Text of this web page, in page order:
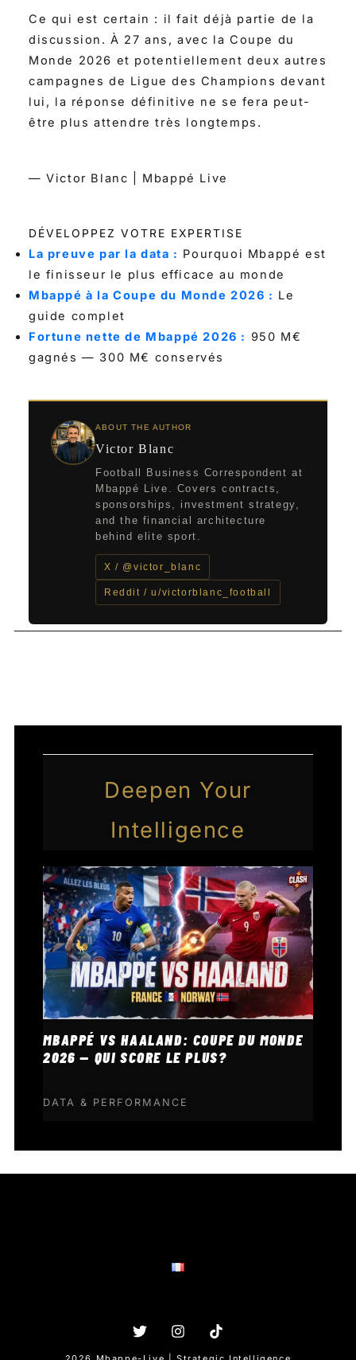
Ce qui est certain : il fait déjà partie de la
discussion. À 27 ans, avec la Coupe du
Monde 2026 et potentiellement deux autres
campagnes de Ligue des Champions devant
lui, la réponse définitive ne se fera peut-
être plus attendre très longtemps.
— Victor Blanc | Mbappé Live
DÉVELOPPEZ VOTRE EXPERTISE
La preuve par la data : Pourquoi Mbappé est
le finisseur le plus efficace au monde
Mbappé à la Coupe du Monde 2026 : Le
guide complet
Fortune nette de Mbappé 2026 : 950 M€
gagnés — 300 M€ conservés
ABOUT THE AUTHOR
Victor Blanc
Football Business Correspondent at
Mbappé Live. Covers contracts,
sponsorships, investment strategy,
and the financial architecture
behind elite sport.
X / @victor_blanc
Reddit / u/victorblanc_football
Deepen Your
Intelligence
MBAPPÉ VS HAALAND: COUPE DU MONDE
2026 — QUI SCORE LE PLUS?
DATA & PERFORMANCE